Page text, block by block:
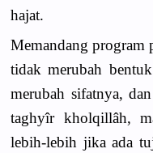
hajat.
Memandang program
tidak merubah
merubah sifatnya,
taghyîr kholqillâh,
lebih-lebih jika ada